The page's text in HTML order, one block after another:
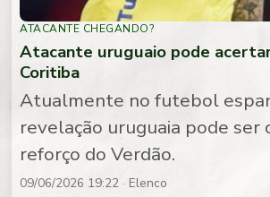
ATACANTE CHEGANDO?
Atacante uruguaio pode
Coritiba
Atualmente no futebol
revelação uruguaia pode ser
reforço do Verdão.
09/06/2026 19:22 · Elenco